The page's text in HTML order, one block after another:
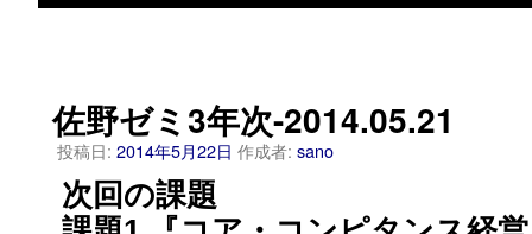
佐野ゼミ3年次-2014.05.21
投稿日: 2014年5月22日 作成者: sano
次回の課題